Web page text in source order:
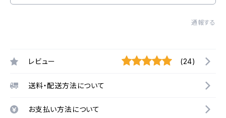
通報する
レビュー (24)
送料・配送方法について
お支払い方法について